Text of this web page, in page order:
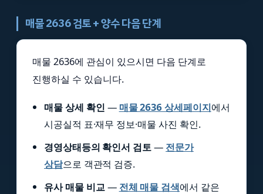
매물 2636 검토 + 양수 다음 단계
매물 2636에 관심이 있으시면 다음 단계로
진행하실 수 있습니다.
매물 상세 확인 — 매물 2636 상세페이지에서
시공실적 표·재무 정보·매물 사진 확인.
경영상태등의 확인서 검토— 전문가
상담으로 객관적 검증.
유사 매물 비교— 전체 매물 검색에서 같은